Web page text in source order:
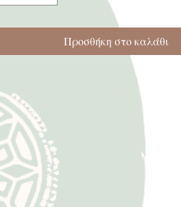
Προσθήκη στο καλάθι